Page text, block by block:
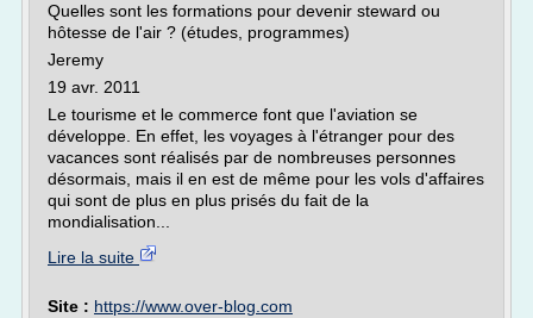
Quelles sont les formations pour devenir steward ou
hôtesse de l'air ? (études, programmes)
Jeremy
19 avr. 2011
Le tourisme et le commerce font que l'aviation se
développe. En effet, les voyages à l'étranger pour des
vacances sont réalisés par de nombreuses personnes
désormais, mais il en est de même pour les vols d'affaires
qui sont de plus en plus prisés du fait de la
mondialisation...
Lire la suite
Site : https://www.over-blog.com